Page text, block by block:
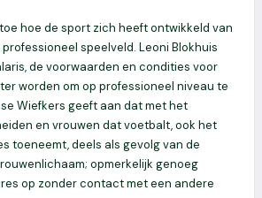
hoe de sport zich heeft ontwikkeld van
speelveld. Leoni Blokhuis
de voorwaarden en condities voor
worden om op professioneel niveau te
Wiefkers geeft aan dat met het
en vrouwen dat voetbalt, ook het
toeneemt, deels als gevolg van de
opmerkelijk genoeg
op zonder contact met een andere